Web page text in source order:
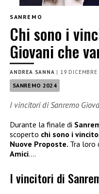
SANREMO
Chi sono i
Giovani che
ANDREA SANNA | 19
SANREMO 2024
I vincitori di Sanremo
Durante la finale di
scoperto chi sono i
Nuove Proposte. Tra loro
Amici….
I vincitori di